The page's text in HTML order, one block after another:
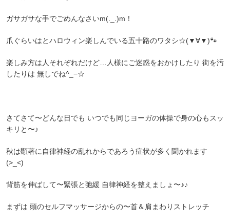
ガサガサな手でごめんなさいm(._.)m！
爪ぐらいはとハロウィン楽しんでいる五十路のワタシ☆(▼∀▼)🐾
楽しみ方は人それぞれだけど…人様にご迷惑をおかけしたり 街を汚
したりは 無しでね‪^_−‪☆
さてさて〜どんな日でも いつでも同じヨーガの体操で身の心もスッ
キリと〜♪
秋は顕著に自律神経の乱れからであろう症状が多く聞かれます
(>_<)
背筋を伸ばして〜緊張と弛緩 自律神経を整えましょ〜♪♪
まずは 頭のセルフマッサージからの〜首＆肩まわりストレッチ